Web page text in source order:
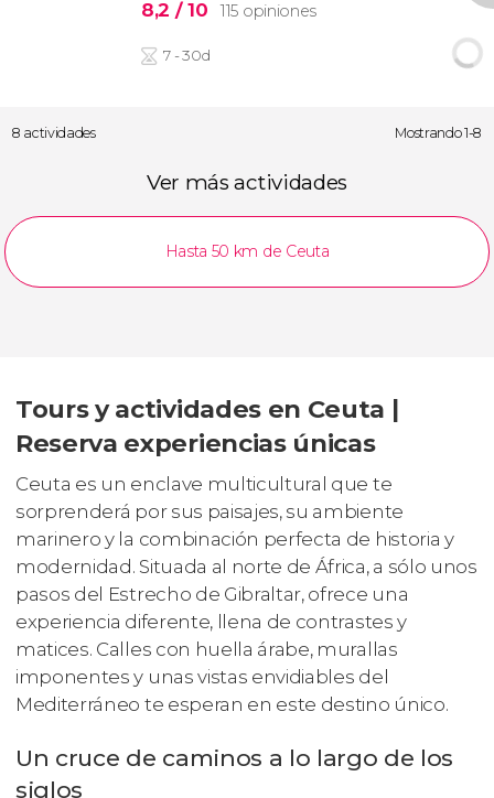
8,2 / 10 115 opiniones
7 - 30d
8 actividades Mostrando 1-8
Ver más actividades
Hasta 50 km de Ceuta
Tours y actividades en Ceuta |
Reserva experiencias únicas
Ceuta es un enclave multicultural que te
sorprenderá por sus paisajes, su ambiente
marinero y la combinación perfecta de historia y
modernidad. Situada al norte de África, a sólo unos
pasos del Estrecho de Gibraltar, ofrece una
experiencia diferente, llena de contrastes y
matices. Calles con huella árabe, murallas
imponentes y unas vistas envidiables del
Mediterráneo te esperan en este destino único.
Un cruce de caminos a lo largo de los
siglos